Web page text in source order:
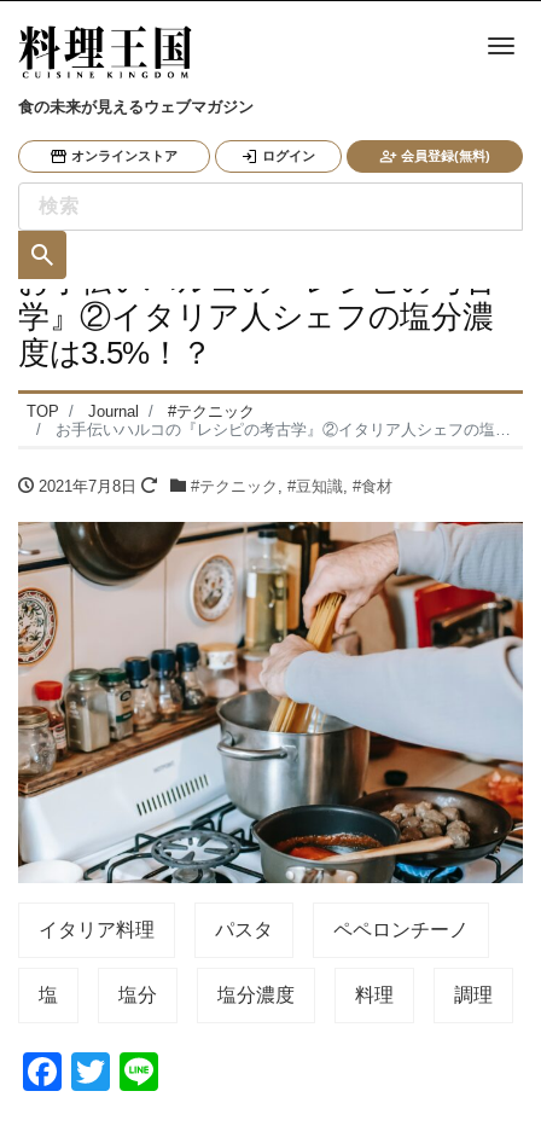
食の未来が見えるウェブマガジン
オンラインストア ログイン 会員登録(無料)
ナ
お手伝いハルコの『レシピの考古
学』②イタリア人シェフの塩分濃
度は3.5%！？
TOP Journal
#テクニック
お手伝いハルコの『レシピの考古学』②イタリア人シェフの塩分濃度は3.5%！？
2021年7月8日 #テクニック , #豆知識, #食材
イタリア料理 パスタ ペペロンチーノ
塩 塩分 塩分濃度 料理 調理
F
T